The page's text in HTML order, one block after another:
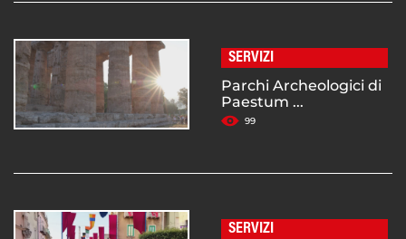
SERVIZI
Parchi Archeologici di
Paestum ...
99
SERVIZI